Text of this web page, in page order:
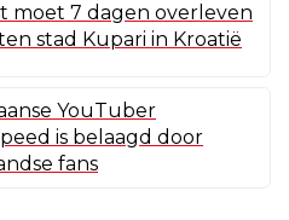
moet 7 dagen overleven
stad Kupari in Kroatië
YouTuber
is belaagd door
fans